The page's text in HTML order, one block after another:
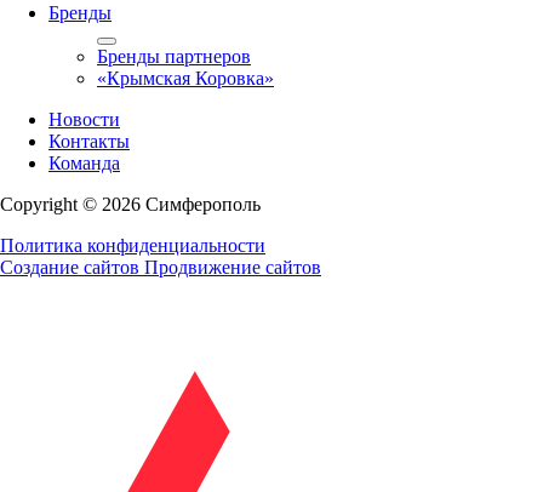
Бренды
Бренды партнеров
«Крымская Коровка»
Новости
Контакты
Команда
Copyright © 2026 Симферополь
Политика конфиденциальности
Создание сайтов Продвижение сайтов